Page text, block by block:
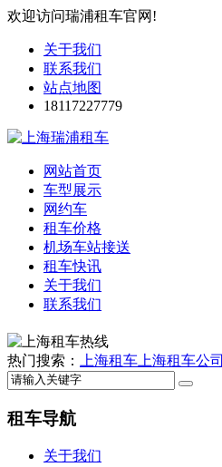
欢迎访问瑞浦租车官网!
关于我们
联系我们
站点地图
18117227779
网站首页
车型展示
网约车
租车价格
机场车站接送
租车快讯
关于我们
联系我们
热门搜索： 上海租车 上海租车公司
租车导航
关于我们